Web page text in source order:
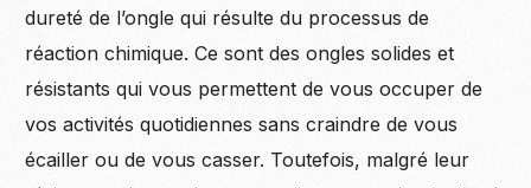
dureté de l’ongle qui résulte du processus de
réaction chimique. Ce sont des ongles solides et
résistants qui vous permettent de vous occuper de
vos activités quotidiennes sans craindre de vous
écailler ou de vous casser. Toutefois, malgré leur